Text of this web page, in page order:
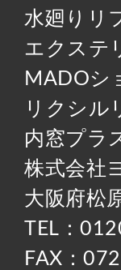
水廻りリ
エクステ
MADOシ
リクシル
内窓プラ
株式会社
大阪府松
TEL：
FAX：